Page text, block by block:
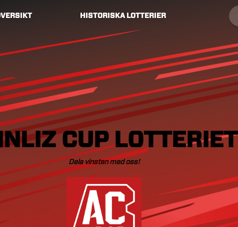
HISTORISKA LOTTERIER
CUP LOTTERIET
Dela vinsten med oss!